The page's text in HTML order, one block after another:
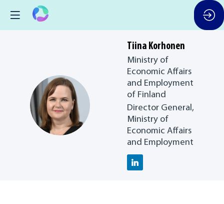
TK
Tiina Korhonen
Ministry of
Economic Affairs
and Employment
of Finland
Director General,
Ministry of
Economic Affairs
and Employment